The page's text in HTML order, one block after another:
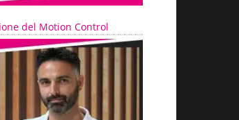
del Motion Control